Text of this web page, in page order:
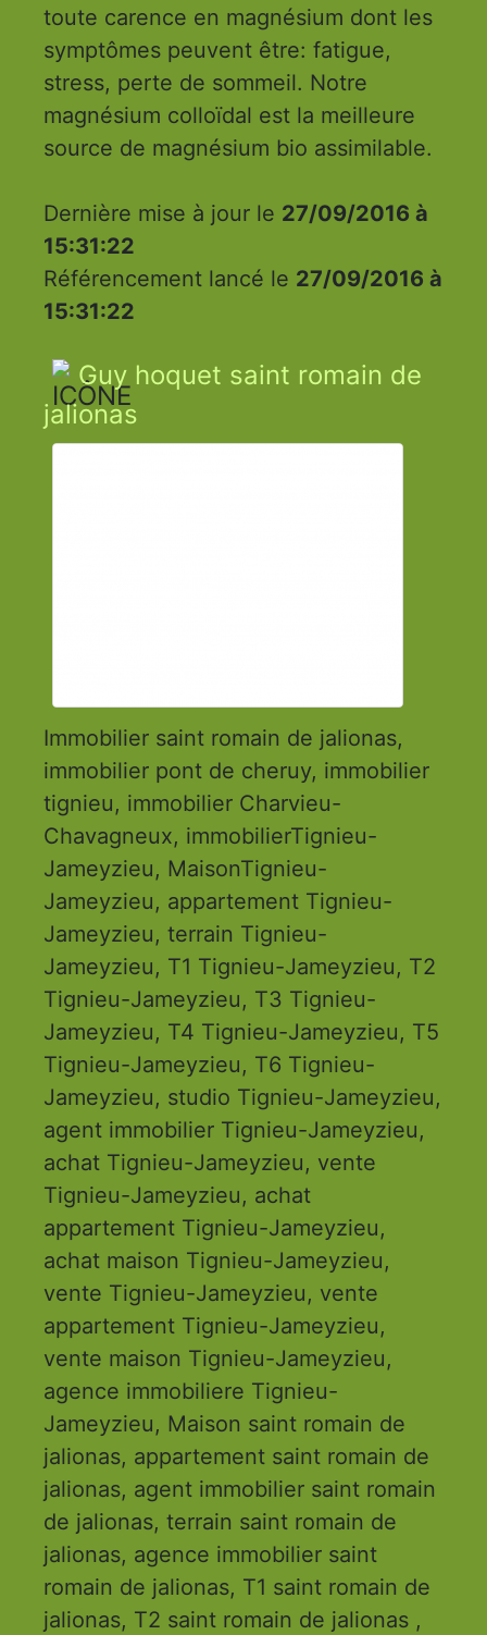
toute carence en magnésium dont les
symptômes peuvent être: fatigue,
stress, perte de sommeil. Notre
magnésium colloïdal est la meilleure
source de magnésium bio assimilable.
Dernière mise à jour le 27/09/2016 à
15:31:22
Référencement lancé le 27/09/2016 à
15:31:22
Guy hoquet saint romain de
jalionas
Immobilier saint romain de jalionas,
immobilier pont de cheruy, immobilier
tignieu, immobilier Charvieu-
Chavagneux, immobilierTignieu-
Jameyzieu, MaisonTignieu-
Jameyzieu, appartement Tignieu-
Jameyzieu, terrain Tignieu-
Jameyzieu, T1 Tignieu-Jameyzieu, T2
Tignieu-Jameyzieu, T3 Tignieu-
Jameyzieu, T4 Tignieu-Jameyzieu, T5
Tignieu-Jameyzieu, T6 Tignieu-
Jameyzieu, studio Tignieu-Jameyzieu,
agent immobilier Tignieu-Jameyzieu,
achat Tignieu-Jameyzieu, vente
Tignieu-Jameyzieu, achat
appartement Tignieu-Jameyzieu,
achat maison Tignieu-Jameyzieu,
vente Tignieu-Jameyzieu, vente
appartement Tignieu-Jameyzieu,
vente maison Tignieu-Jameyzieu,
agence immobiliere Tignieu-
Jameyzieu, Maison saint romain de
jalionas, appartement saint romain de
jalionas, agent immobilier saint romain
de jalionas, terrain saint romain de
jalionas, agence immobilier saint
romain de jalionas, T1 saint romain de
jalionas, T2 saint romain de jalionas ,